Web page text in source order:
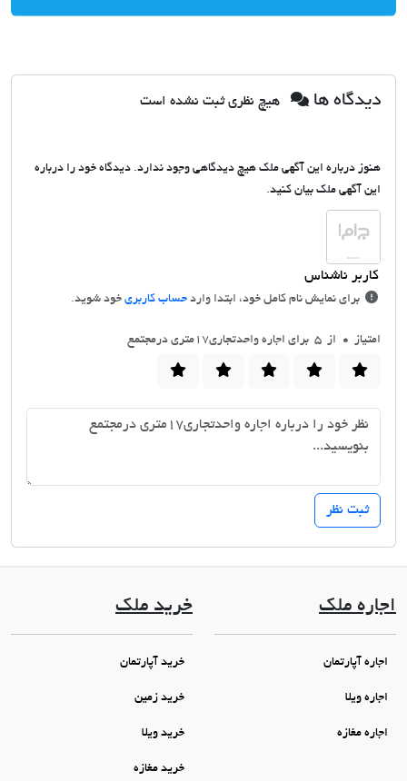
دیدگاه ها هیچ نظری ثبت نشده است
هنوز درباره این آگهی ملک هیچ دیدگاهی وجود ندارد. دیدگاه خود را درباره
این آگهی ملک بیان کنید.
برای نمایش نام کامل خود، ابتدا وارد حساب کاربری خود شوید.
امتیاز 0 از 5 برای اجاره واحدتجاری۱۷متری درمجتمع
اجاره ملک
اجاره آپارتمان
اجاره ویلا
اجاره مغازه
خرید ملک
خرید آپارتمان
خرید زمین
خرید ویلا
خرید مغازه